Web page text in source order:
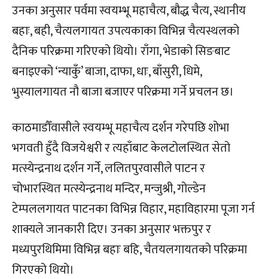
उनका अनुसार पर्वमा स्वयम्भू महाचैत्य, बौद्ध चैत्य, स्थानीय
बहाः, बही, चैत्यलगायत उपत्यकाका विभिन्न चैत्यस्थलको
दैनिक परिक्रमा गरिएको थियो। राँगा, भेडाको सिङबाट
बनाइएको ‘न्याकुँ’ बाजा, दाफा, धाः, बाँसुरी, धिमे,
भुस्यालगायत नौ बाजा बजाएर परिक्रमा गर्ने प्रचलन छ।
काठमाडौँवासीले स्वयम्भू महाचैत्य दर्शन गरेपछि शोभा
भगवती हुँदै विजयेश्वरी र त्यहाँबाट केलटोलस्थित सेतो
मत्स्येन्द्रनाथ दर्शन गर्ने, ललितपुरवासीले पाटन र
चोभारस्थित मत्स्येन्द्रनाथ मन्दिर, मन्जुश्री, गोल्डेन
टेम्पललगायत पाटनका विभिन्न विहार, महाविहारमा पूजा गर्न
शाक्यले जानकारी दिए। उनका अनुसार भक्तपुर र
मध्यपुरथिमिमा विभिन्न बहाः बहि, चैतयलगायतको परिक्रमा
गिरएको थियो।